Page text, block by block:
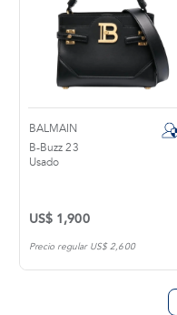
BALMAIN
B-Buzz 23
Usado
US$ 1,900
Precio regular US$ 2,600